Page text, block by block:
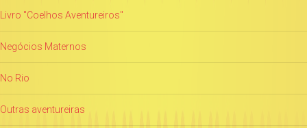
Livro "Coelhos Aventureiros"
Negócios Maternos
No Rio
Outras aventureiras